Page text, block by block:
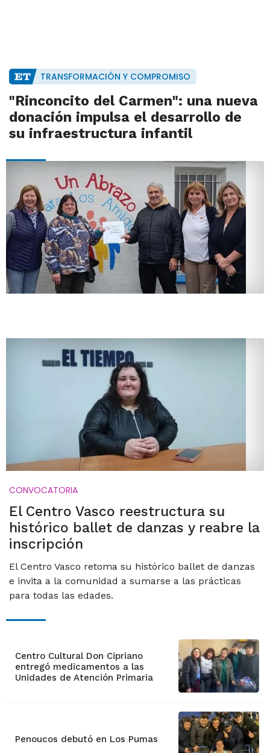
TRANSFORMACIÓN Y COMPROMISO
"Rinconcito del Carmen": una nueva
donación impulsa el desarrollo de
su infraestructura infantil
CONVOCATORIA
El Centro Vasco reestructura su
histórico ballet de danzas y reabre la
inscripción
El Centro Vasco retoma su histórico ballet de danzas
e invita a la comunidad a sumarse a las prácticas
para todas las edades.
Centro Cultural Don Cipriano
entregó medicamentos a las
Unidades de Atención Primaria
Penoucos debutó en Los Pumas